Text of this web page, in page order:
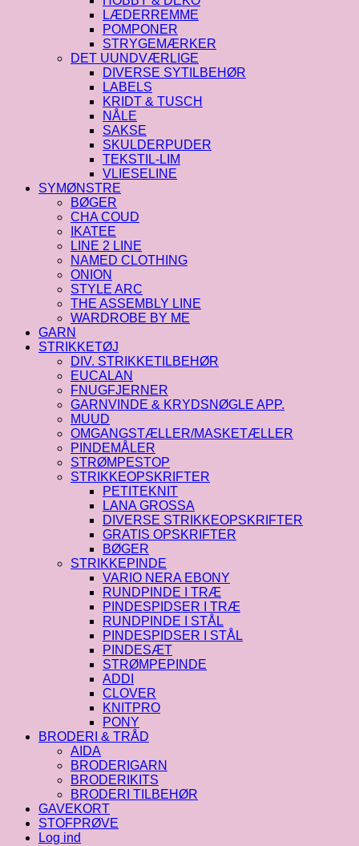
LÆDERREMME
POMPONER
STRYGEMÆRKER
DET UUNDVÆRLIGE
DIVERSE SYTILBEHØR
LABELS
KRIDT & TUSCH
NÅLE
SAKSE
SKULDERPUDER
TEKSTIL-LIM
VLIESELINE
SYMØNSTRE
BØGER
CHA COUD
IKATEE
LINE 2 LINE
NAMED CLOTHING
ONION
STYLE ARC
THE ASSEMBLY LINE
WARDROBE BY ME
GARN
STRIKKETØJ
DIV. STRIKKETILBEHØR
EUCALAN
FNUGFJERNER
GARNVINDE & KRYDSNØGLE APP.
MUUD
OMGANGSTÆLLER/MASKETÆLLER
PINDEMÅLER
STRØMPESTOP
STRIKKEOPSKRIFTER
PETITEKNIT
LANA GROSSA
DIVERSE STRIKKEOPSKRIFTER
GRATIS OPSKRIFTER
BØGER
STRIKKEPINDE
VARIO NERA EBONY
RUNDPINDE I TRÆ
PINDESPIDSER I TRÆ
RUNDPINDE I STÅL
PINDESPIDSER I STÅL
PINDESÆT
STRØMPEPINDE
ADDI
CLOVER
KNITPRO
PONY
BRODERI & TRÅD
AIDA
BRODERIGARN
BRODERIKITS
BRODERI TILBEHØR
GAVEKORT
STOFPRØVE
Log ind